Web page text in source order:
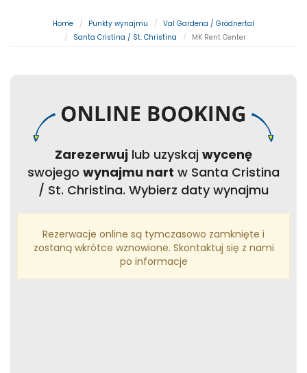
Home Punkty wynajmu
Val Gardena / Grödnertal
Santa Cristina / St. Christina
MK Rent Center
Zarezerwuj lub uzyskaj wycenę
swojego wynajmu nart w Santa Cristina
/ St. Christina. Wybierz daty wynajmu
Rezerwacje online są tymczasowo zamknięte i
zostaną wkrótce wznowione. Skontaktuj się z nami
po informacje